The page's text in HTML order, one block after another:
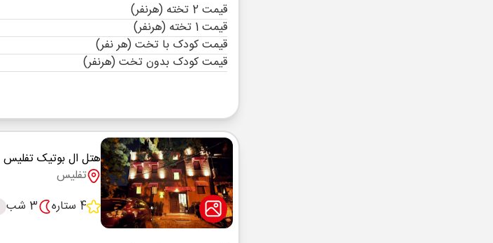
قیمت 2 تخته (هرنفر)
قیمت 1 تخته (هرنفر)
قیمت کودک با تخت (هر نفر)
قیمت کودک بدون تخت (هرنفر)
هتل ال بوتیک تفلیس
تفلیس
4 ستاره
3 شب